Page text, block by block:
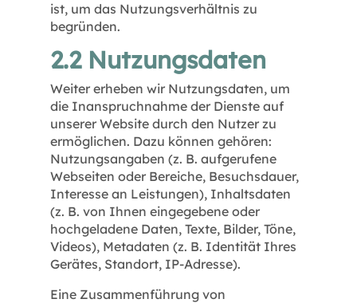
ist, um das Nutzungsverhältnis zu
begründen.
2.2 Nutzungsdaten
Weiter erheben wir Nutzungsdaten, um
die Inanspruchnahme der Dienste auf
unserer Website durch den Nutzer zu
ermöglichen. Dazu können gehören:
Nutzungsangaben (z. B. aufgerufene
Webseiten oder Bereiche, Besuchsdauer,
Interesse an Leistungen), Inhaltsdaten
(z. B. von Ihnen eingegebene oder
hochgeladene Daten, Texte, Bilder, Töne,
Videos), Metadaten (z. B. Identität Ihres
Gerätes, Standort, IP-Adresse).
Eine Zusammenführung von